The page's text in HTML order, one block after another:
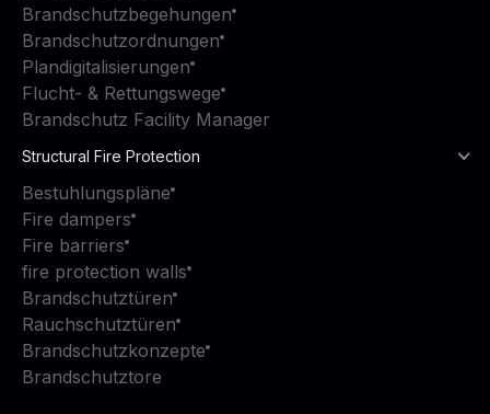
Brandschutzbegehungen
Brandschutzordnungen
Plandigitalisierungen
Flucht- & Rettungswege
Brandschutz Facility Manager
Structural Fire Protection
Bestuhlungspläne
Fire dampers
Fire barriers
fire protection walls
Brandschutztüren
Rauchschutztüren
Brandschutzkonzepte
Brandschutztore